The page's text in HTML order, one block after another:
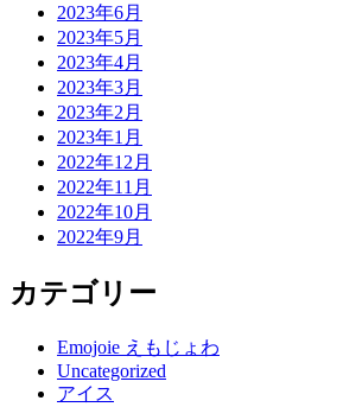
2023年6月
2023年5月
2023年4月
2023年3月
2023年2月
2023年1月
2022年12月
2022年11月
2022年10月
2022年9月
カテゴリー
Emojoie えもじょわ
Uncategorized
アイス